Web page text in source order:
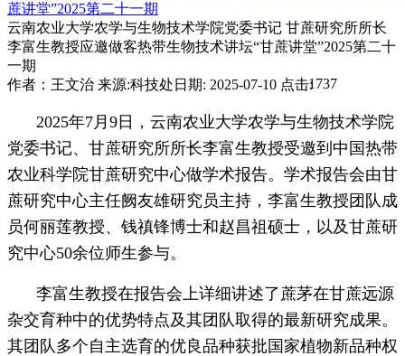
蔗讲堂”2025第二十一期
云南农业大学农学与生物技术学院党委书记 甘蔗研究所所长
李富生教授应邀做客热带生物技术讲坛“甘蔗讲堂”2025第二十
一期
作者：王文治 来源:科技处 日期: 2025-07-10 点击:1737
2025年7月9日，云南农业大学农学与生物技术学院
党委书记、甘蔗研究所所长李富生教授受邀到中国热带
农业科学院甘蔗研究中心做学术报告。 学术报告会由甘
蔗研究中心主任阙友雄研究员主持，李富生教授团队成
员何丽莲教授、钱禛锋博士和赵昌祖硕士，以及甘蔗研
究中心50余位师生参与。
李富生教授在报告会上详细讲述了蔗茅在甘蔗远源
杂交育种中的优势特点及其团队取得的最新研究成果。
其团队多个自主选育的优良品种获批国家植物新品种权